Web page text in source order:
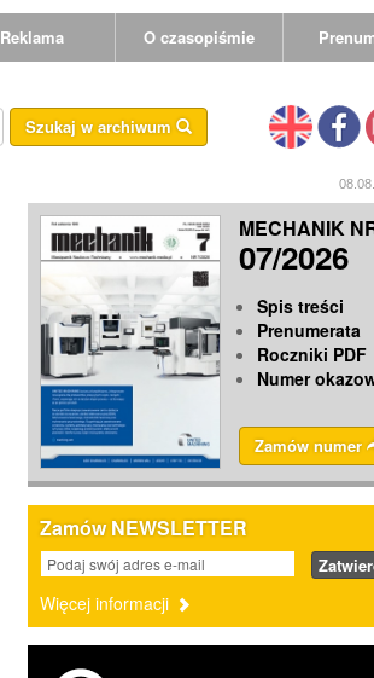
Reklama O czasopiśmie
Szukaj w archiwum
MECHANIK
07/2026
Spis treści
Prenumerata
Roczniki PDF
Numer
Zamów numer
Zamów NEWSLETTER
Więcej informacji